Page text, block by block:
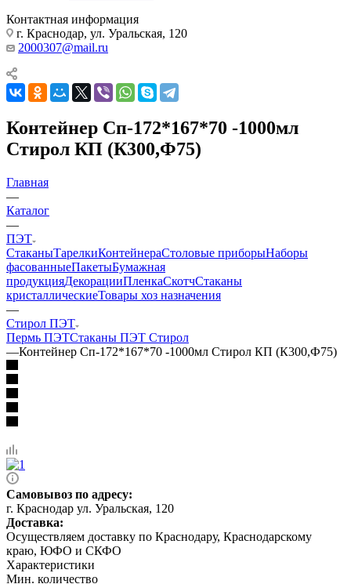
Контактная информация
г. Краснодар, ул. Уральская, 120
2000307@mail.ru
Контейнер Сп-172*167*70 -1000мл
Стирол КП (К300,Ф75)
Главная
—
Каталог
—
ПЭТ
СтаканыТарелкиКонтейнераСтоловые приборыНаборы
фасованныеПакетыБумажная
продукцияДекорацииПленкаСкотчСтаканы
кристаллическиеТовары хоз назначения
—
Стирол ПЭТ
Пермь ПЭТСтаканы ПЭТ Стирол
—Контейнер Сп-172*167*70 -1000мл Стирол КП (К300,Ф75)
Самовывоз по адресу:
г. Краснодар ул. Уральская, 120
Доставка:
Осуществляем доставку по Краснодару, Краснодарскому
краю, ЮФО и СКФО
Характеристики
Мин. количество